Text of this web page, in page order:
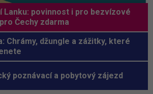
Lanku: povinnost i pro bezvízové
Čechy zdarma
Chrámy, džungle a zážitky, které
poznávací a pobytový zájezd